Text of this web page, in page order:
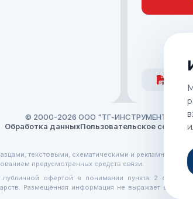
© 2000-2026 ООО "ТГ-ИНСТРУМЕНТ". Все
Обработка данныхПользовательское
текстовыми, схематическими и рекламными
предусмотренных средств связи.
офертой в понимании пункта 2 статьи
Размещённая информация не выражает
опыт и достижения компании TorgWin в